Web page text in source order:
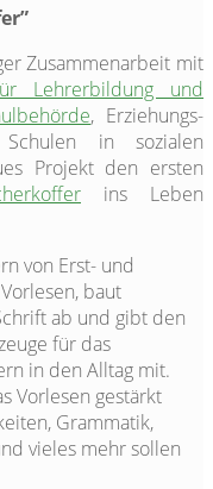
Zusammenarbeit mit
Lehrerbildung und
, Erziehungs-
in sozialen
Projekt den ersten
ins Leben
von Erst- und
baut
ab und gibt den
für das
in den Alltag mit.
Vorlesen gestärkt
Grammatik,
vieles mehr sollen